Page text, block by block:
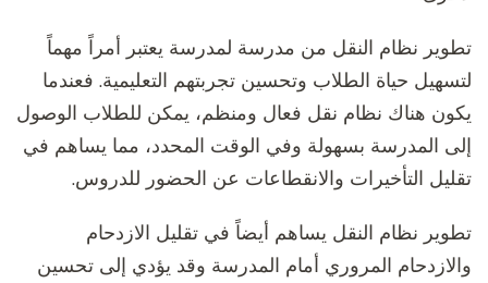
تطوير نظام النقل من مدرسة لمدرسة يعتبر أمراً مهماً
لتسهيل حياة الطلاب وتحسين تجربتهم التعليمية. فعندما
يكون هناك نظام نقل فعال ومنظم، يمكن للطلاب الوصول
إلى المدرسة بسهولة وفي الوقت المحدد، مما يساهم في
تقليل التأخيرات والانقطاعات عن الحضور للدروس.
تطوير نظام النقل يساهم أيضاً في تقليل الازدحام
والازدحام المروري أمام المدرسة وقد يؤدي إلى تحسين